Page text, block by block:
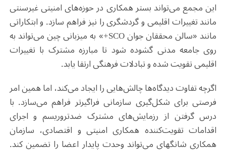
این مجمع می‌تواند بستر همکاری در حوزه‌های امنیتی غیرسنتی
مانند تغییرات اقلیمی و گردشگری را نیز فراهم سازد. و ابتکاراتی
مانند «سالن محققان جوان SCO+» به میزبانی چین می‌تواند به
روی جامعه مدنی گشوده شود تا مبارزه مشترک با تغییرات
اقلیمی تقویت شده و تبادلات فرهنگی ارتقا یابد.
اگرچه تفاوت دیدگاه‌ها چالش‌هایی را ایجاد می‌کند، اما همین امر
فرصتی برای شکل‌گیری سازمانی فراگیرتر فراهم می‌سازد. با
درس گرفتن از رزمایش‌های مشترک ضدتروریسم و اجرای
اقدامات تقویت‌کننده همکاری امنیتی و اقتصادی، سازمان
همکاری شانگهای می‌تواند وحدت پایدار اعضا را تضمین کند.